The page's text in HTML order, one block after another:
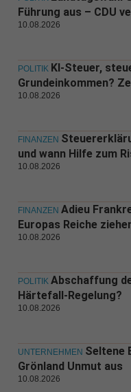
Führung aus – CDU
10.08.2026
POLITIK KI-Steuer,
Grundeinkommen?
10.08.2026
FINANZEN
und wann Hilfe zum
10.08.2026
FINANZEN Adieu
Europas Reiche
10.08.2026
POLITIK Abschaffung
Härtefall-Regelung?
10.08.2026
UNTERNEHMEN Seltene
Grönland Unmut aus
10.08.2026